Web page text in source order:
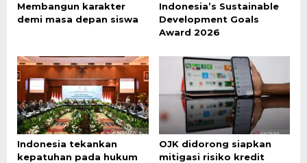
Membangun karakter
demi masa depan siswa
Indonesia’s Sustainable
Development Goals
Award 2026
Indonesia tekankan
kepatuhan pada hukum
OJK didorong siapkan
mitigasi risiko kredit